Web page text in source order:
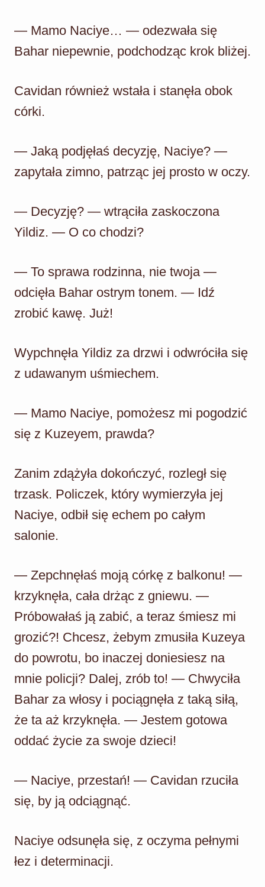
— Mamo Naciye… — odezwała się
Bahar niepewnie, podchodząc krok bliżej.
Cavidan również wstała i stanęła obok
córki.
— Jaką podjęłaś decyzję, Naciye? —
zapytała zimno, patrząc jej prosto w oczy.
— Decyzję? — wtrąciła zaskoczona
Yildiz. — O co chodzi?
— To sprawa rodzinna, nie twoja —
odcięła Bahar ostrym tonem. — Idź
zrobić kawę. Już!
Wypchnęła Yildiz za drzwi i odwróciła się
z udawanym uśmiechem.
— Mamo Naciye, pomożesz mi pogodzić
się z Kuzeyem, prawda?
Zanim zdążyła dokończyć, rozległ się
trzask. Policzek, który wymierzyła jej
Naciye, odbił się echem po całym
salonie.
— Zepchnęłaś moją córkę z balkonu! —
krzyknęła, cała drżąc z gniewu. —
Próbowałaś ją zabić, a teraz śmiesz mi
grozić?! Chcesz, żebym zmusiła Kuzeya
do powrotu, bo inaczej doniesiesz na
mnie policji? Dalej, zrób to! — Chwyciła
Bahar za włosy i pociągnęła z taką siłą,
że ta aż krzyknęła. — Jestem gotowa
oddać życie za swoje dzieci!
— Naciye, przestań! — Cavidan rzuciła
się, by ją odciągnąć.
Naciye odsunęła się, z oczyma pełnymi
łez i determinacji.